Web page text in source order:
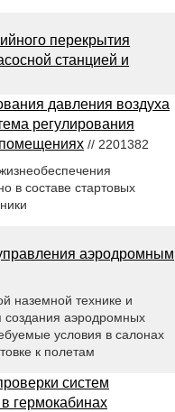
перекрытия
станцией и
давления воздуха
регулирования
// 2201382
в составе стартовых
аэродромным
наземной технике и
создания аэродромных
условия в салонах
к полетам
систем
гермокабинах